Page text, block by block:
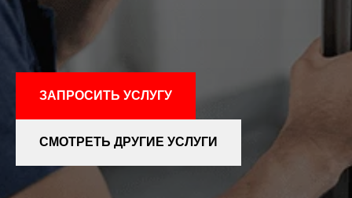
ЗАПРОСИТЬ УСЛУГУ
СМОТРЕТЬ ДРУГИЕ УСЛУГИ